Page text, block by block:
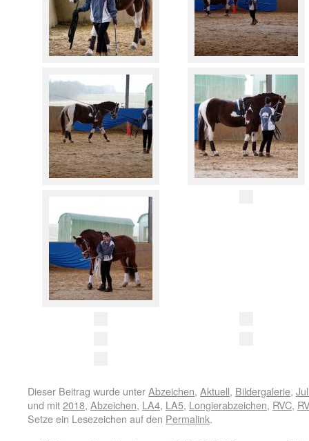
Dieser Beitrag wurde unterAbzeichen, Aktuell, Bildergalerie,
und mit2018, Abzeichen, LA4, LA5, Longierabzeichen, RVC,
Setze ein Lesezeichen auf den Permalink.